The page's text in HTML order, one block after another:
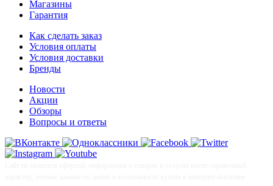
Магазины
Гарантия
Как сделать заказ
Условия оплаты
Условия доставки
Бренды
Новости
Акции
Обзоры
Вопросы и ответы